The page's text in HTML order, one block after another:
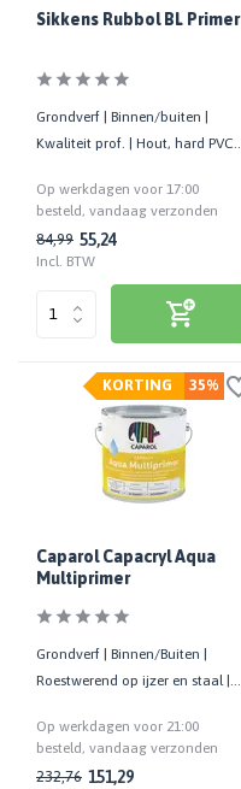
Sikkens Rubbol BL Primer
Grondverf | Binnen/buiten |
Kwaliteit prof. | Hout, hard PVC
Op werkdagen voor 17:00
besteld, vandaag verzonden
84,99 55,24
Incl. BTW
35%
KORTING
Caparol Capacryl Aqua
Multiprimer
Grondverf | Binnen/Buiten |
Roestwerend op ijzer en staal |
Op werkdagen voor 21:00
besteld, vandaag verzonden
232,76 151,29